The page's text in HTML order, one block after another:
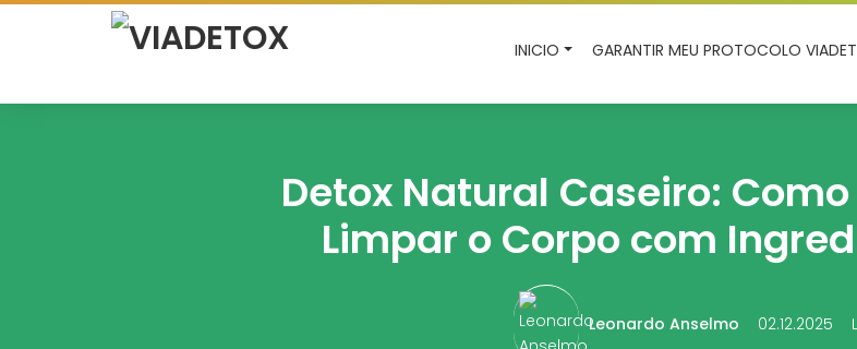
INICIO GARANTIR MEU PROTOCOLO
Detox Natural Caseiro:
Limpar o Corpo com
Leonardo Anselmo 02.12.2025